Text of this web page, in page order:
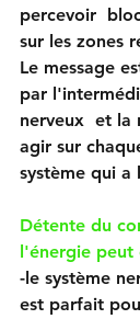
percevoir
sur les zones
Le message
par
nerveux  et la
agir sur
système qui a
Détente du
l'énergie peut
-le système
est parfait